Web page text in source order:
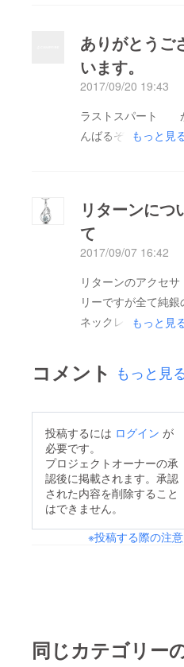
込めて、リターンの
をお送りさせて頂きま
す。 お願いします。
ありがとうご
います。
2017/09/20 19:43
ラストスパート
んばるぞい！もっと見
リターンにつ
て
2017/09/07 16:42
リターンのアクセサ
リーですが全て純銀
ネックレスとなりま
用意いたします。 プ
ロジェクトがサクセ
布予定です。 何卒よ
ろしくお願い申し上げ
ます。
もっと見
コメント もっと見
投稿するには ログイン が
必要です。
プロジェクトオーナーの承
認後に掲載されます。承認
された内容を削除すること
はできません。
※投稿する際の注
同じカテゴリー